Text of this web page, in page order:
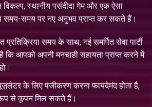
स्थानीय पसंदीदा गेम और एक ऐसा
समय-समय पर नए अनुभव प्राप्त कर सकते हैं।
प्रतिक्रिया समय के साथ, नई समर्पित सेवा पार्टी
कि आपको अपनी मनचाही सहायता प्राप्त करने में
के लिए पंजीकरण करना फायदेमंद होता है,
रूप से कूपन मिल सकते हैं।